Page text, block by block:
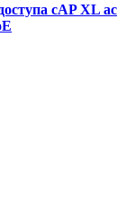
cAP XL ac